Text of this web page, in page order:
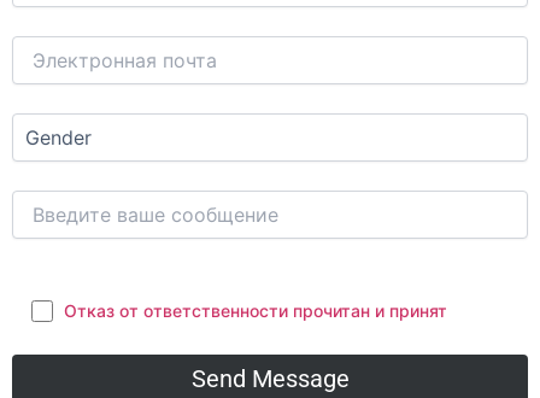
Отказ от ответственности прочитан и принят